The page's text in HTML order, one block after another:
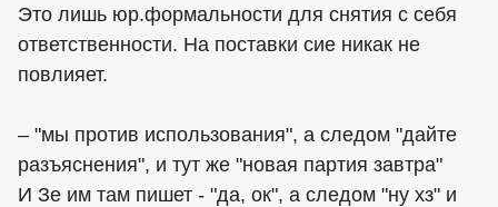
Это лишь юр.формальности для снятия с себя
ответственности. На поставки сие никак не
повлияет.
– "мы против использования", а следом "дайте
разъяснения", и тут же "новая партия завтра"
И Зе им там пишет - "да, ок", а следом "ну хз" и